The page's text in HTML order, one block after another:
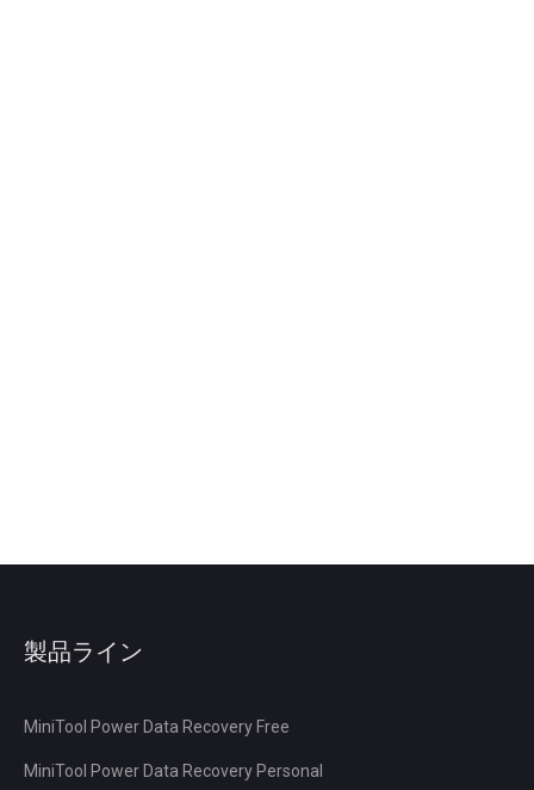
製品ライン
MiniTool Power Data Recovery Free
MiniTool Power Data Recovery Personal